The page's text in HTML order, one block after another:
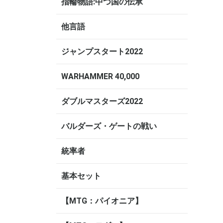
他言語
ジャンプスタート2022
WARHAMMER 40,000
ダブルマスターズ2022
バルダーズ・ゲートの戦い
統率者
基本セット
【MTG：パイオニア】